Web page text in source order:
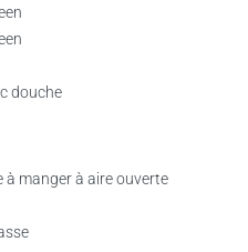
douche
à manger à aire ouverte